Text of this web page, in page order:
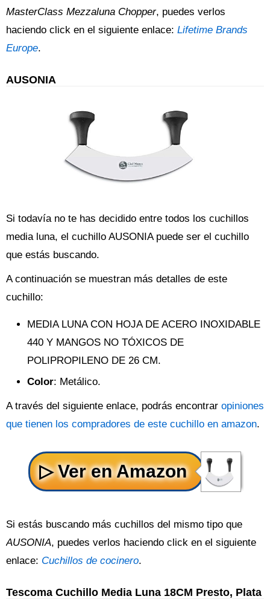
MasterClass Mezzaluna Chopper, puedes verlos
haciendo click en el siguiente enlace: Lifetime Brands
Europe.
AUSONIA
Si todavía no te has decidido entre todos los cuchillos
media luna, el cuchillo AUSONIA puede ser el cuchillo
que estás buscando.
A continuación se muestran más detalles de este
cuchillo:
MEDIA LUNA CON HOJA DE ACERO INOXIDABLE
440 Y MANGOS NO TÓXICOS DE
POLIPROPILENO DE 26 CM.
Color: Metálico.
A través del siguiente enlace, podrás encontrar opiniones
que tienen los compradores de este cuchillo en amazon.
Si estás buscando más cuchillos del mismo tipo que
AUSONIA, puedes verlos haciendo click en el siguiente
enlace: Cuchillos de cocinero.
Tescoma Cuchillo Media Luna 18CM Presto, Plata